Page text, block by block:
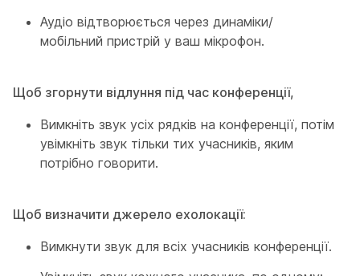
Аудіо відтворюється через динаміки/
мобільний пристрій у ваш мікрофон.
Щоб згорнути відлуння під час конференції,
Вимкніть звук усіх рядків на конференції, потім
увімкніть звук тільки тих учасників, яким
потрібно говорити.
Щоб визначити джерело ехолокації:
Вимкнути звук для всіх учасників конференції.